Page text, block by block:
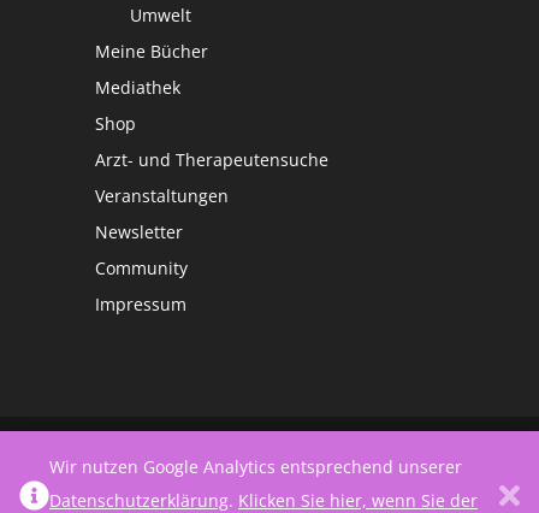
Umwelt
Meine Bücher
Mediathek
Shop
Arzt- und Therapeutensuche
Veranstaltungen
Newsletter
Community
Impressum
Wir nutzen Google Analytics entsprechend unserer
Datenschutzerklärung. Klicken Sie hier, wenn Sie der